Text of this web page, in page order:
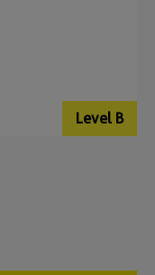
Level B